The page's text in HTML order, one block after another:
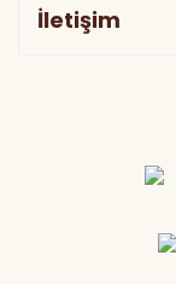
İletişim